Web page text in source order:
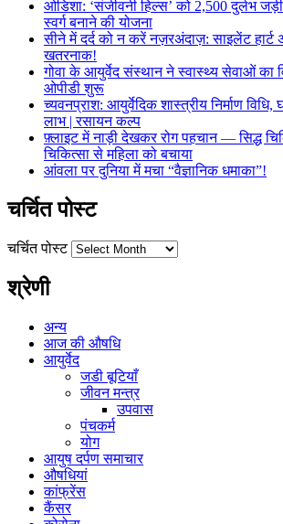
ओडिशा: ‘संजीवनी हिल्स’ को 2,500 दुर्लभ
स्वर्ग बनाने की योजना
सीने में दर्द को न करें नज़रअंदाज़: साइलेंट
खतरनाक!
गोवा के आयुर्वेद संस्थान ने स्वास्थ्य सेवाओं का
ओपीडी शुरू
च्यवनप्राश: आयुर्वेदिक शास्त्रीय निर्माण विधि,
लाभ | रसायन कल्प
फ़्लाइट में नाड़ी देखकर रोग पहचान — सिद्ध
चिकित्सा से महिला को बचाया
आंवला पर दुनिया में मचा “वैज्ञानिक धमाका”!
चर्चित पोस्ट
चर्चित पोस्ट
श्रेणी
अन्य
आज की औषधि
आयुर्वेद
जडी बूटियाँ
जीवन मन्त्र
उपवास
पंचकर्म
योग
आयुष दर्पण समाचार
औषधियां
कांफ्रेंस
कैंसर